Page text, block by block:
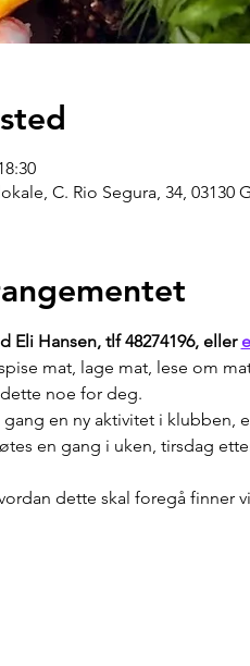
C. Rio Segura, 34, 03130
Eli Hansen, tlf 48274196, eller
mat, lage mat, lese om
noe for deg.
gang en ny aktivitet i klubben,
en gang i uken, tirsdag
dette skal foregå finner